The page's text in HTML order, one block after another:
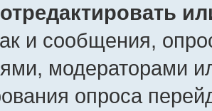
и сообщения,
модераторами
опроса